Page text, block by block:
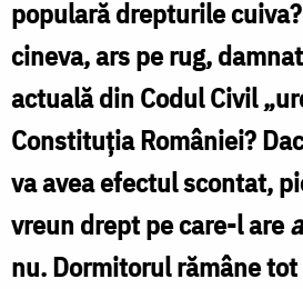
populară drepturile
cineva, ars pe rug,
actuală din Codul Civil
Constituţia României?
va avea efectul scontat,
vreun drept pe care-l are
nu. Dormitorul rămâne